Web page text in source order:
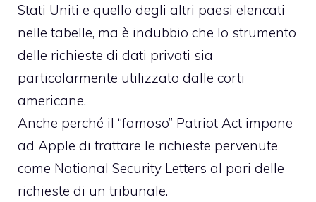
Stati Uniti e quello degli altri paesi elencati
nelle tabelle, ma è indubbio che lo strumento
delle richieste di dati privati sia
particolarmente utilizzato dalle corti
americane.
Anche perché il “famoso” Patriot Act impone
ad Apple di trattare le richieste pervenute
come National Security Letters al pari delle
richieste di un tribunale.